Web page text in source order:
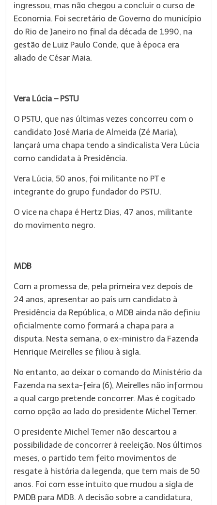
ingressou, mas não chegou a concluir o curso de
Economia. Foi secretário de Governo do município
do Rio de Janeiro no final da década de 1990, na
gestão de Luiz Paulo Conde, que à época era
aliado de César Maia.
Vera Lúcia – PSTU
O PSTU, que nas últimas vezes concorreu com o
candidato José Maria de Almeida (Zé Maria),
lançará uma chapa tendo a sindicalista Vera Lúcia
como candidata à Presidência.
Vera Lúcia, 50 anos, foi militante no PT e
integrante do grupo fundador do PSTU.
O vice na chapa é Hertz Dias, 47 anos, militante
do movimento negro.
MDB
Com a promessa de, pela primeira vez depois de
24 anos, apresentar ao país um candidato à
Presidência da República, o MDB ainda não definiu
oficialmente como formará a chapa para a
disputa. Nesta semana, o ex-ministro da Fazenda
Henrique Meirelles se filiou à sigla.
No entanto, ao deixar o comando do Ministério da
Fazenda na sexta-feira (6), Meirelles não informou
a qual cargo pretende concorrer. Mas é cogitado
como opção ao lado do presidente Michel Temer.
O presidente Michel Temer não descartou a
possibilidade de concorrer à reeleição. Nos últimos
meses, o partido tem feito movimentos de
resgate à história da legenda, que tem mais de 50
anos. Foi com esse intuito que mudou a sigla de
PMDB para MDB. A decisão sobre a candidatura,